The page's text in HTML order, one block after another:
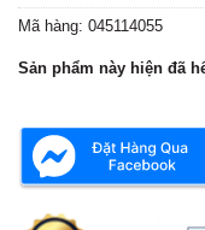
Mã hàng: 045114055
Sản phẩm này hiện đã